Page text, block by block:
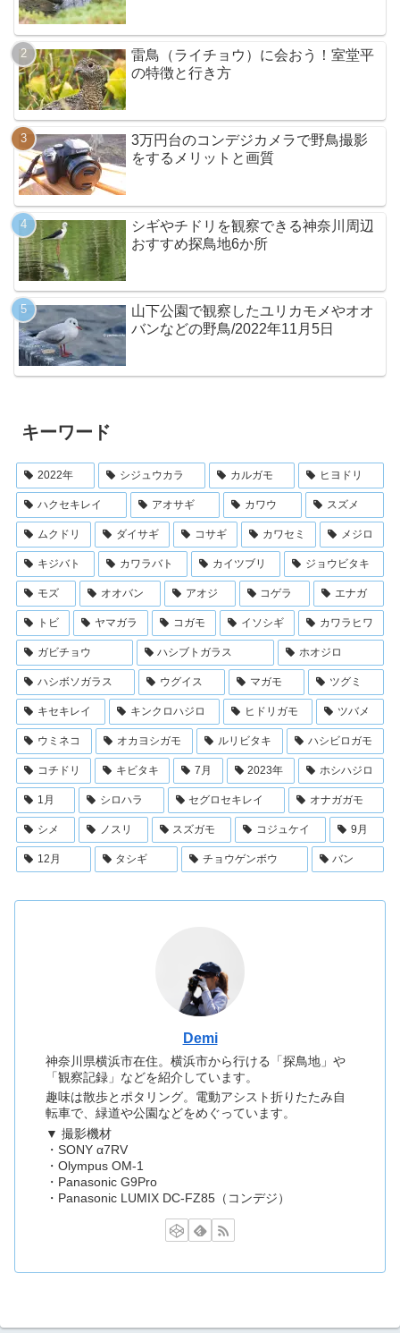
雷鳥（ライチョウ）に会おう！室堂平
の特徴と行き方
3万円台のコンデジカメラで野鳥撮影
をするメリットと画質
シギやチドリを観察できる神奈川周辺
おすすめ探鳥地6か所
山下公園で観察したユリカモメやオオ
バンなどの野鳥/2022年11月5日
キーワード
2022年 シジュウカラ カルガモ ヒヨドリ
ハクセキレイ アオサギ カワウ スズメ
ムクドリ ダイサギ コサギ カワセミ メジロ
キジバト カワラバト カイツブリ ジョウビタキ
モズ オオバン アオジ コゲラ エナガ
トビ ヤマガラ コガモ イソシギ カワラヒワ
ガビチョウ ハシブトガラス ホオジロ
ハシボソガラス ウグイス マガモ ツグミ
キセキレイ キンクロハジロ ヒドリガモ ツバメ
ウミネコ オカヨシガモ ルリビタキ ハシビロガモ
コチドリ キビタキ 7月 2023年 ホシハジロ
1月 シロハラ セグロセキレイ オナガガモ
シメ ノスリ スズガモ コジュケイ 9月
12月 タシギ チョウゲンボウ バン
Demi
神奈川県横浜市在住。横浜市から行ける「探鳥地」や
「観察記録」などを紹介しています。
趣味は散歩とポタリング。電動アシスト折りたたみ自
転車で、緑道や公園などをめぐっています。
▼ 撮影機材
・SONY α7RV
・Olympus OM-1
・Panasonic G9Pro
・Panasonic LUMIX DC-FZ85（コンデジ）